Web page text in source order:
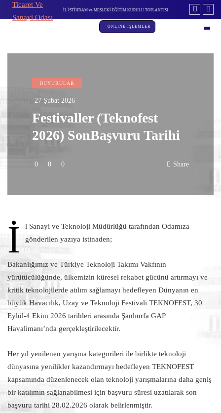
EĞİTİM KURULU TOPLANTISI DEVLET DESTEKLİ ALACAK SİGORTASI'NDA DEĞİŞİKLİK
ONLİNE İŞLEMLER
DUYURULAR
27 Şubat 2026
Festivaller (Teknofest
2026) SonBaşvuru Tarihi
0 0 0 Share
İ
l Sanayi ve Teknoloji Müdürlüğü tarafından Odamıza
gönderilen yazıya istinaden;
Bakanlığımız ve Türkiye Teknoloji Takımı Vakfının
yürütücülüğünde, ülkemizin küresel rekabet gücünü artırmayı ve
kritik teknolojilerde atılım sağlamayı hedefleyen Dünyanın en
büyük Havacılık, Uzay ve Teknoloji Festivali TEKNOFEST, 30
Eylül-4 Ekim 2026 tarihleri arasında Şanlıurfa GAP
Havalimanı’nda gerçekleştirilecektir.
Her yıl yenilenen yarışma kategorileri ile birlikte teknoloji
dünyasına yenilikler kazandırmayı hedefleyen TEKNOFEST
kapsamında düzenlenecek olan teknoloji yarışmalarına daha geniş
bir katılımın sağlanabilmesi için başvuru süresi uzatılarak son
başvuru tarihi 28.02.2026 olarak belirlenmiştir.